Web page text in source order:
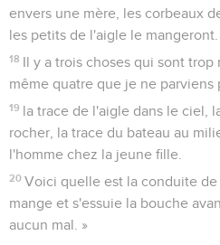
envers une mère, les corbeaux
les petits de l'aigle le mangeront.
18 Il y a trois choses qui sont trop
même quatre que je ne parviens
19 la trace de l'aigle dans le ciel,
rocher, la trace du bateau au
l'homme chez la jeune fille.
20 Voici quelle est la conduite
mange et s'essuie la bouche
aucun mal. »